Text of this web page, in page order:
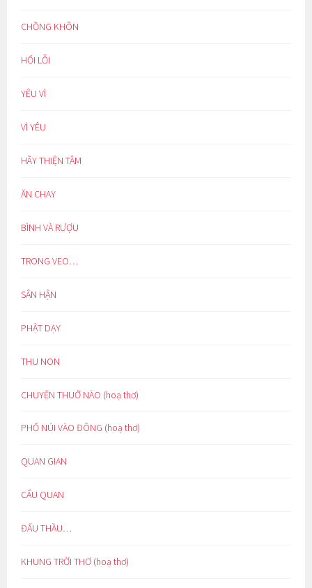
CHỒNG KHÔN
HỐI LỖI
YÊU VÌ
VÌ YÊU
HÃY THIỆN TÂM
ĂN CHAY
BÌNH VÀ RƯỢU
TRONG VEO…
SÂN HẬN
PHẬT DẠY
THU NON
CHUYỆN THUỞ NÀO (hoạ thơ)
PHỐ NÚI VÀO ĐÔNG (hoạ thơ)
QUAN GIAN
CẨU QUAN
ĐẤU THẦU…
KHUNG TRỜI THƠ (hoạ thơ)